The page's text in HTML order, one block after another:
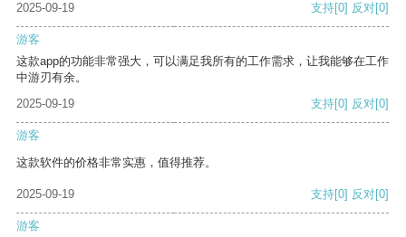
2025-09-19 支持[0] 反对[0]
游客
这款app的功能非常强大，可以满足我所有的工作需求，让我能够在工作
中游刃有余。
2025-09-19
支持[0] 反对[0]
游客
这款软件的价格非常实惠，值得推荐。
2025-09-19 支持[0] 反对[0]
游客